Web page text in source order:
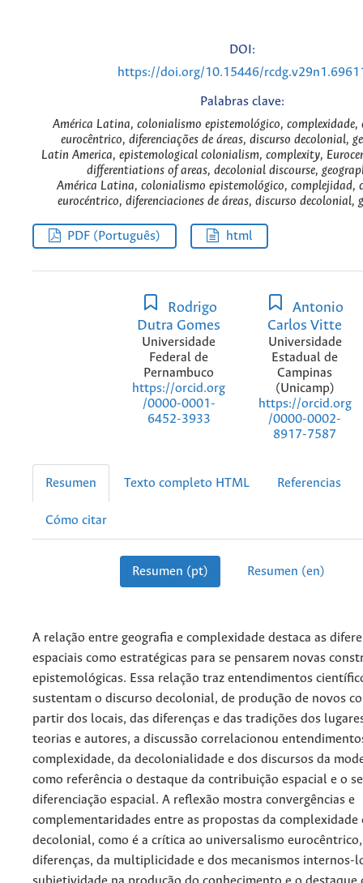
DOI:
https://doi.org/10.15446/
Palabras clave:
América Latina, colonialismo epistemológico, complexidade,
eurocêntrico, diferenciações de áreas, discurso decolonial,
Latin America, epistemological colonialism, complexity,
differentiations of areas, decolonial discourse,
América Latina, colonialismo epistemológico, complejidad,
eurocéntrico, diferenciaciones de áreas, discurso decolonial,
PDF (Português) html
Rodrigo
Dutra Gomes
Universidade
Federal de
Pernambuco
https://orcid.org
/0000-0001-
6452-3933
Antonio
Carlos Vitte
Universidade
Estadual de
Campinas
(Unicamp)
https://orcid.org
/0000-0002-
8917-7587
Resumen Texto completo HTML Referencias
Cómo citar
Resumen (pt) Resumen (en)
A relação entre geografia e complexidade destaca as
espaciais como estratégicas para se pensarem novas
epistemológicas. Essa relação traz entendimentos
sustentam o discurso decolonial, de produção de novos
partir dos locais, das diferenças e das tradições dos
teorias e autores, a discussão correlacionou
complexidade, da decolonialidade e dos discursos da
como referência o destaque da contribuição espacial e o
diferenciação espacial. A reflexão mostra convergências e
complementaridades entre as propostas da complexidade
decolonial, como é a crítica ao universalismo
diferenças, da multiplicidade e dos mecanismos internos-